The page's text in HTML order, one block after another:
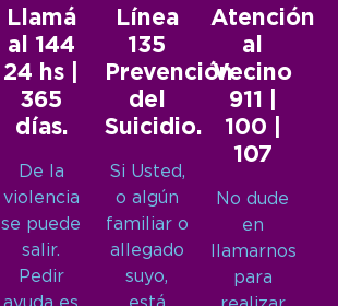
Llamá
al 144
24 hs |
365
días.
De la
violencia
se puede
salir.
Pedir
Línea
135
Prevención
del
Suicidio.
Si Usted,
o algún
familiar o
allegado
suyo,
Atención
al
Vecino
911 |
100 |
107
No dude
en
llamarnos
para